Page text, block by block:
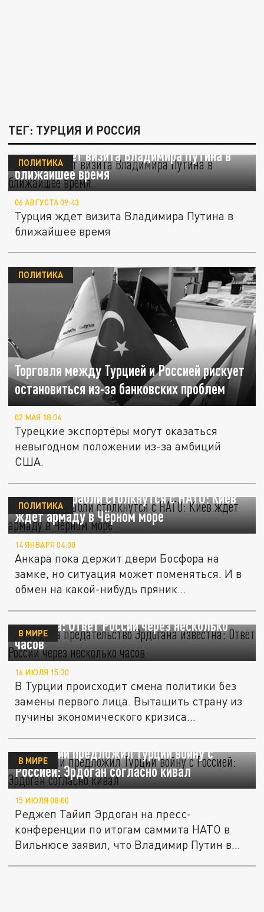
ТЕГ: ТУРЦИЯ И РОССИЯ
Турция ждет визита Владимира Путина в
ближайшее время
ПОЛИТИКА
06 АВГУСТА 09:43
Турция ждет визита Владимира Путина в
ближайшее время
Торговля между Турцией и Россией рискует
остановиться из-за банковских проблем
ПОЛИТИКА
02 МАЯ 18:04
Турецкие экспортёры могут оказаться
невыгодном положении из-за амбиций
США.
Русские корабли столкнутся с НАТО: Киев
ждёт армаду в Чёрном море
ПОЛИТИКА
14 ЯНВАРЯ 04:00
Анкара пока держит двери Босфора на
замке, но ситуация может поменяться. И в
обмен на какой-нибудь пряник...
Сумма за предательство Эрдогана
известна: Ответ России через несколько
часов
В МИРЕ
16 ИЮЛЯ 15:30
В Турции происходит смена политики без
замены первого лица. Вытащить страну из
пучины экономического кризиса...
Зеленский предложил Турции войну с
Россией: Эрдоган согласно кивал
В МИРЕ
15 ИЮЛЯ 08:00
Реджеп Тайип Эрдоган на пресс-
конференции по итогам саммита НАТО в
Вильнюсе заявил, что Владимир Путин в...